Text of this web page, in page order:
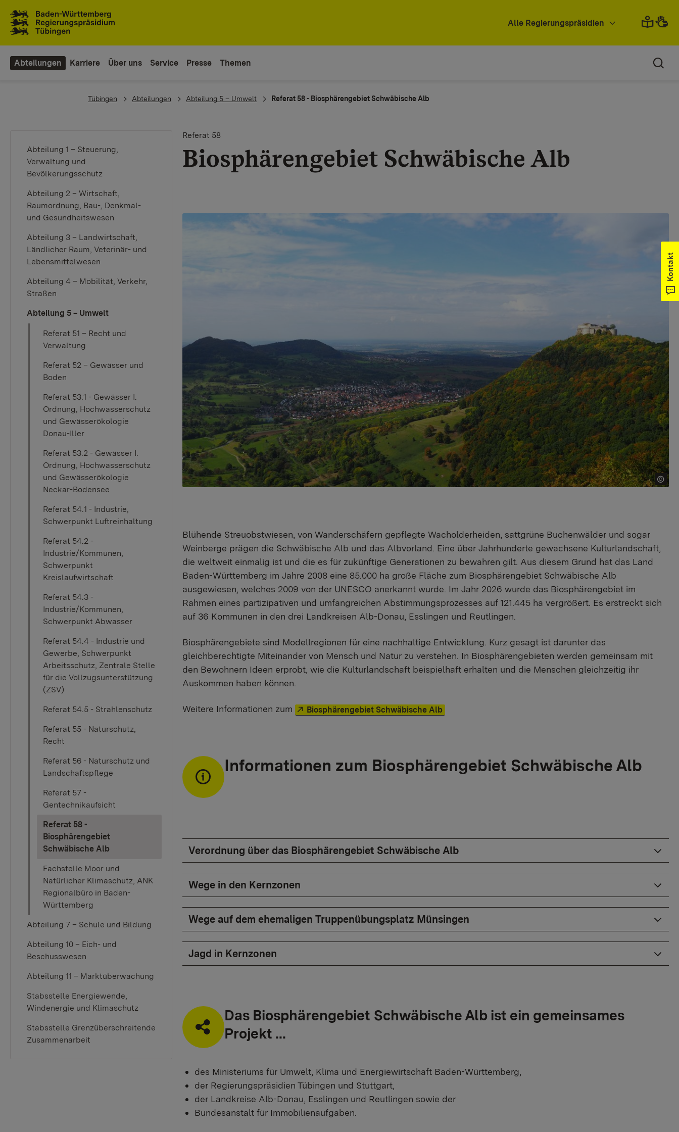
Alle Regierungspräsidien
Abteilungen Karriere Über uns Service Presse Themen
You are here:
Tübingen Abteilungen Abteilung 5 – Umwelt Referat 58 - Biosphärengebiet Schwäbische Alb
Abteilung 1 – Steuerung,
Verwaltung und
Bevölkerungsschutz
Abteilung 2 – Wirtschaft,
Raumordnung, Bau-, Denkmal-
und Gesundheitswesen
Abteilung 3 – Landwirtschaft,
Ländlicher Raum, Veterinär- und
Lebensmittelwesen
Abteilung 4 – Mobilität, Verkehr,
Straßen
Abteilung 5 – Umwelt
Referat 51 – Recht und
Verwaltung
Referat 52 – Gewässer und
Boden
Referat 53.1 - Gewässer I.
Ordnung, Hochwasserschutz
und Gewässerökologie
Donau-Iller
Referat 53.2 - Gewässer I.
Ordnung, Hochwasserschutz
und Gewässerökologie
Neckar-Bodensee
Referat 54.1 - Industrie,
Schwerpunkt Luftreinhaltung
Referat 54.2 -
Industrie/Kommunen,
Schwerpunkt
Kreislaufwirtschaft
Referat 54.3 -
Industrie/Kommunen,
Schwerpunkt Abwasser
Referat 54.4 - Industrie und
Gewerbe, Schwerpunkt
Arbeitsschutz, Zentrale Stelle
für die Vollzugsunterstützung
(ZSV)
Referat 54.5 - Strahlenschutz
Referat 55 - Naturschutz,
Recht
Referat 56 - Naturschutz und
Landschaftspflege
Referat 57 -
Gentechnikaufsicht
Referat 58 -
Biosphärengebiet
Schwäbische Alb
Fachstelle Moor und
Natürlicher Klimaschutz, ANK
Regionalbüro in Baden-
Württemberg
Abteilung 7 – Schule und Bildung
Abteilung 10 – Eich- und
Beschusswesen
Abteilung 11 – Marktüberwachung
Stabsstelle Energiewende,
Windenergie und Klimaschutz
Stabsstelle Grenzüberschreitende
Zusammenarbeit
Referat 58
Biosphärengebiet Schwäbische Alb
Blühende Streuobstwiesen, von Wanderschäfern gepflegte Wacholderheiden, sattgrüne Buchenwälder und sogar
Weinberge prägen die Schwäbische Alb und das Albvorland. Eine über Jahrhunderte gewachsene Kulturlandschaft,
die weltweit einmalig ist und die es für zukünftige Generationen zu bewahren gilt. Aus diesem Grund hat das Land
Baden-Württemberg im Jahre 2008 eine 85.000 ha große Fläche zum Biosphärengebiet Schwäbische Alb
ausgewiesen, welches 2009 von der UNESCO anerkannt wurde. Im Jahr 2026 wurde das Biosphärengebiet im
Rahmen eines partizipativen und umfangreichen Abstimmungsprozesses auf 121.445 ha vergrößert. Es erstreckt sich
auf 36 Kommunen in den drei Landkreisen Alb-Donau, Esslingen und Reutlingen.
Biosphärengebiete sind Modellregionen für eine nachhaltige Entwicklung. Kurz gesagt ist darunter das
gleichberechtigte Miteinander von Mensch und Natur zu verstehen. In Biosphärengebieten werden gemeinsam mit
den Bewohnern Ideen erprobt, wie die Kulturlandschaft beispielhaft erhalten und die Menschen gleichzeitig ihr
Auskommen haben können.
Weitere Informationen zum Externer Link:
Biosphärengebiet Schwäbische Alb
Informationen zum Biosphärengebiet Schwäbische Alb
Verordnung über das Biosphärengebiet Schwäbische Alb
Wege in den Kernzonen
Wege auf dem ehemaligen Truppenübungsplatz Münsingen
Jagd in Kernzonen
Das Biosphärengebiet Schwäbische Alb ist ein gemeinsames
Projekt ...
des Ministeriums für Umwelt, Klima und Energiewirtschaft Baden-Württemberg,
der Regierungspräsidien Tübingen und Stuttgart,
der Landkreise Alb-Donau, Esslingen und Reutlingen sowie der
Bundesanstalt für Immobilienaufgaben.
Kontakt